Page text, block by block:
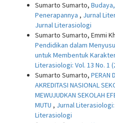
Sumarto Sumarto,
Penerapannya , Jurnal
Jurnal Literasiologi
Sumarto Sumarto, Emmi
Pendidikan dalam
untuk Membentuk
Literasiologi: Vol. 13 No. 1
Sumarto Sumarto, PERAN
AKREDITASI NASIONAL
MEWUJUDKAN SEKOLAH
MUTU , Jurnal Literasiologi:
Literasiologi